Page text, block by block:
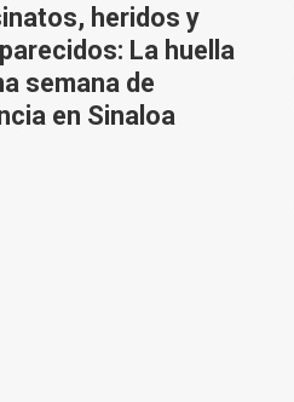
heridos y
La huella
semana de
en Sinaloa